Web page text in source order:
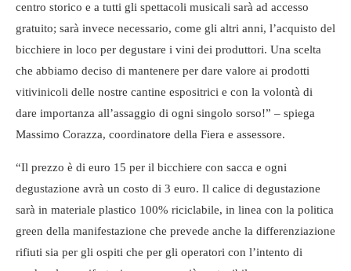
centro storico e a tutti gli spettacoli musicali sarà ad accesso
gratuito; sarà invece necessario, come gli altri anni, l’acquisto del
bicchiere in loco per degustare i vini dei produttori. Una scelta
che abbiamo deciso di mantenere per dare valore ai prodotti
vitivinicoli delle nostre cantine espositrici e con la volontà di
dare importanza all’assaggio di ogni singolo sorso!” – spiega
Massimo Corazza, coordinatore della Fiera e assessore.
“Il prezzo è di euro 15 per il bicchiere con sacca e ogni
degustazione avrà un costo di 3 euro. Il calice di degustazione
sarà in materiale plastico 100% riciclabile, in linea con la politica
green della manifestazione che prevede anche la differenziazione
rifiuti sia per gli ospiti che per gli operatori con l’intento di